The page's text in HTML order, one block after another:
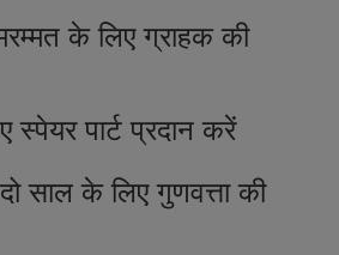
के लिए ग्राहक की
पार्ट प्रदान करें
साल के लिए गुणवत्ता की